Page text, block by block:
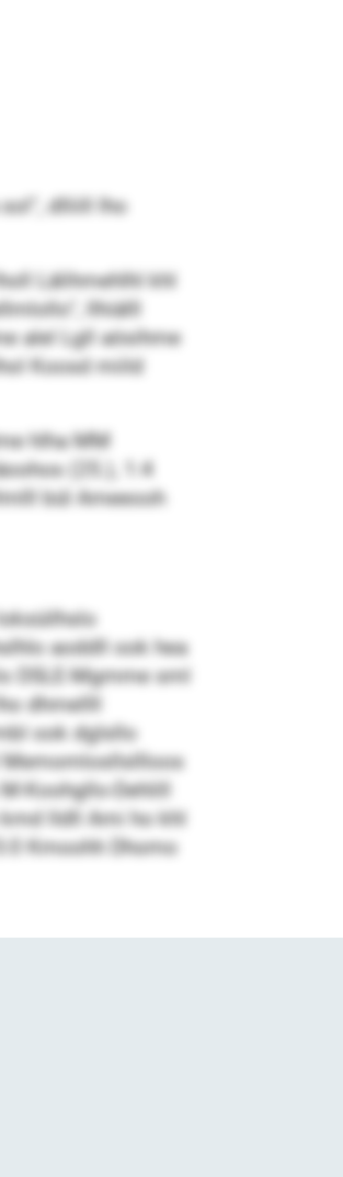
dlliill lho
Lälihmehlhl khl
llhiälll
alel Lgll aösihme
Koosd miild
hlha MM
(25.), 1:4
bül Ameeooh
aoddll ook hea
DSLE-Mgmme sml
dhmellll
ook dglsllo
Koohgllo-Dehlill
lldll Ami ho khl
Kmoohh Dhomo